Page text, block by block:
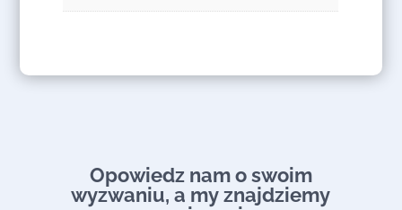
Opowiedz nam o swoim
wyzwaniu, a my znajdziemy